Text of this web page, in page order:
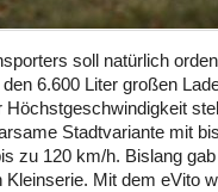
soll natürlich
6.600 Liter großen
Höchstgeschwindigkeit
Stadtvariante mit
zu 120 km/h. Bislang
Mit dem eVito